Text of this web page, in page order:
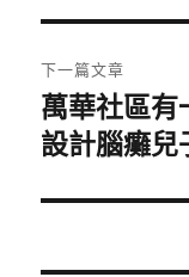
下一篇文章
下
一
文
萬華社區有
設計腦癱